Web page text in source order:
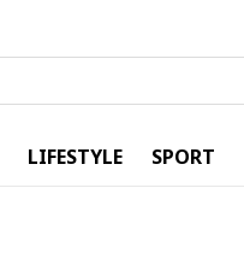
LIFESTYLE SPORT